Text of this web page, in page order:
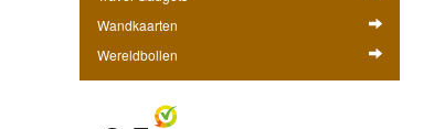
Wandkaarten
Wereldbollen